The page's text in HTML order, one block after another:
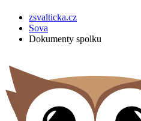
zsvalticka.cz
Sova
Dokumenty spolku